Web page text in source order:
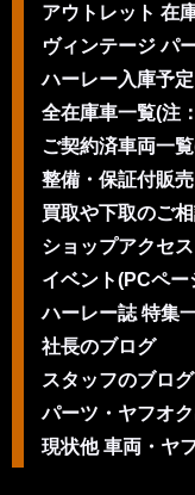
アウトレット 在
ヴィンテージ パ
ハーレー入庫予定
全在庫車一覧(注
ご契約済車両一
整備・保証付販売
買取や下取のご
ショップアクセス
イベント(PCペー
ハーレー誌 特集
社長のブログ
スタッフのブログ
パーツ・ヤフオ
現状他 車両・ヤ